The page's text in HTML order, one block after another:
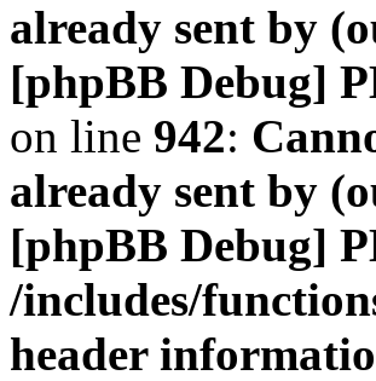
already sent by
[phpBB Debug]
on line 942:
already sent by
[phpBB Debug]
/includes/
header